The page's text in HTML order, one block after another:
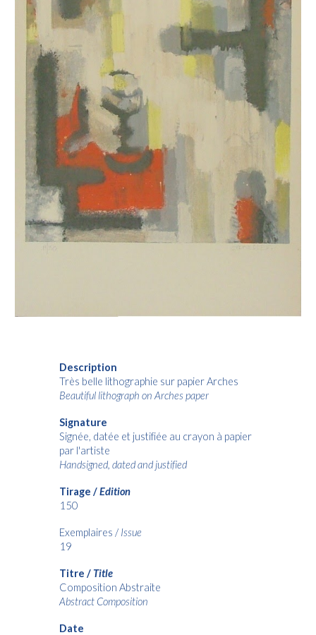
Description
Très belle lithographie sur papier Arches
Beautiful lithograph on Arches paper
Signature
Signée, datée et justifiée au crayon à papier
par l'artiste
Handsigned, dated and justified
Tirage /Edition
150
Exemplaires / Issue
19
Titre / Title
Composition Abstraite
Abstract Composition
Date